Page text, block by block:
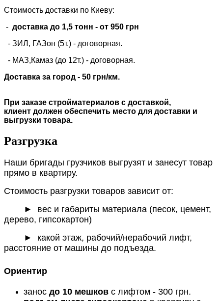
Стоимость доставки по Киеву:
- доставка до 1,5 тонн - от 950 грн
- ЗИЛ, ГАЗон (5т.) - договорная.
- МАЗ,Камаз (до 12т.) - договорная.
Доставка за город - 50 грн/км.
При заказе стройматериалов с доставкой,
клиент должен обеспечить место для доставки и
выгрузки товара.
Разгрузка
Наши бригады грузчиков выгрузят и занесут товар
прямо в квартиру.
Стоимость разгрузки товаров зависит от:
►
вес и габариты материала (песок, цемент,
дерево, гипсокартон)
► какой этаж, рабочий/нерабочий лифт,
расстояние от машины до подъезда.
Ориентир
занос до 10 мешков с лифтом - 300 грн.